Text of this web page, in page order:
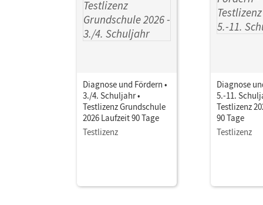
Diagnose und Fördern •
3./4. Schuljahr •
Testlizenz Grundschule
2026 Laufzeit 90 Tage
Testlizenz
Diagnose
5.-11.
Testlizenz
90 Tage
Testlizenz